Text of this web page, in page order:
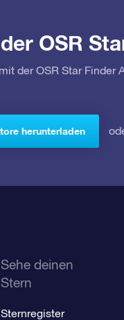
OSR
der OSR Star Finder
herunterladen
Sehe deinen
Stern
Sternregister